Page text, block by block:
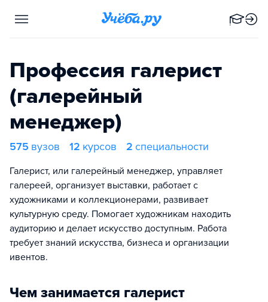
Профессия галерист
(галерейный
менеджер)
575 вузов 12 курсов 2 специальности
Галерист, или галерейный менеджер, управляет
галереей, организует выставки, работает с
художниками и коллекционерами, развивает
культурную среду. Помогает художникам находить
аудиторию и делает искусство доступным. Работа
требует знаний искусства, бизнеса и организации
ивентов.
Чем занимается галерист